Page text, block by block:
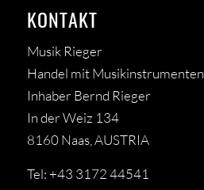
KONTAKT
Musik Rieger
Handel mit Musikinstrumenten
Inhaber Bernd Rieger
In der Weiz 134
8160 Naas, AUSTRIA
Tel: +43 3172 44541